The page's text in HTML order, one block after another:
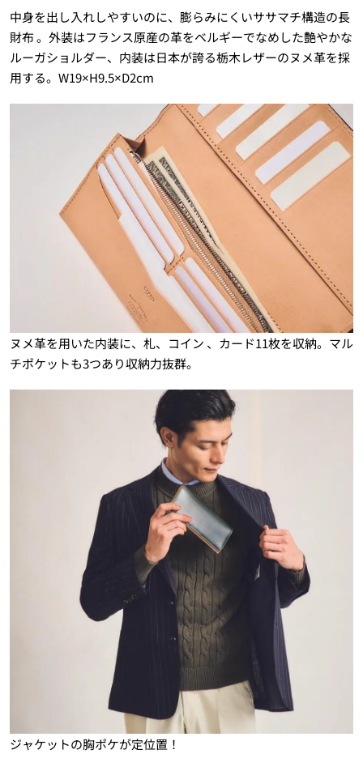
中身を出し入れしやすいのに、膨らみにくいササマチ構造の長
財布 。外装はフランス原産の革をベルギーでなめした艶やかな
ルーガショルダー、内装は日本が誇る栃木レザーのヌメ革を採
用する。W19×H9.5×D2cm
ヌメ革を用いた内装に、札、コイン 、カード11枚を収納。マル
チポケットも3つあり収納力抜群。
ジャケットの胸ポケが定位置！